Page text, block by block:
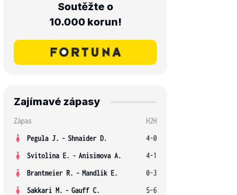
Soutěžte o
10.000 korun!
Zajímavé zápasy
Zápas
H2H
Pegula J. - Shnaider D.
4-0
Svitolina E. - Anisimova A.
4-1
Brantmeier R. - Mandlik E.
0-3
Sakkari M. - Gauff C.
5-6